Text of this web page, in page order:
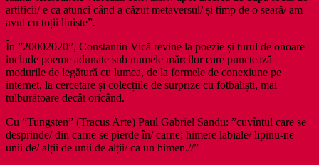
artificii/ e ca atunci când a căzut metaversul/ și timp de o seară/ am
avut cu toții liniște”.
În ”20002020”, Constantin Vică revine la poezie și turul de onoare
include poeme adunate sub numele mărcilor care punctează
modurile de legătură cu lumea, de la formele de conexiune pe
internet, la cercetare și colecțiile de surprize cu fotbaliști, mai
tulburătoare decât oricând.
Cu ”Tungsten” (Tracus Arte) Paul Gabriel Sandu: ”cuvîntul care se
desprinde/ din carne se pierde în/ carne; himere labiale/ lipinu-ne
unii de/ alții de unii de alții/ ca un himen.//”